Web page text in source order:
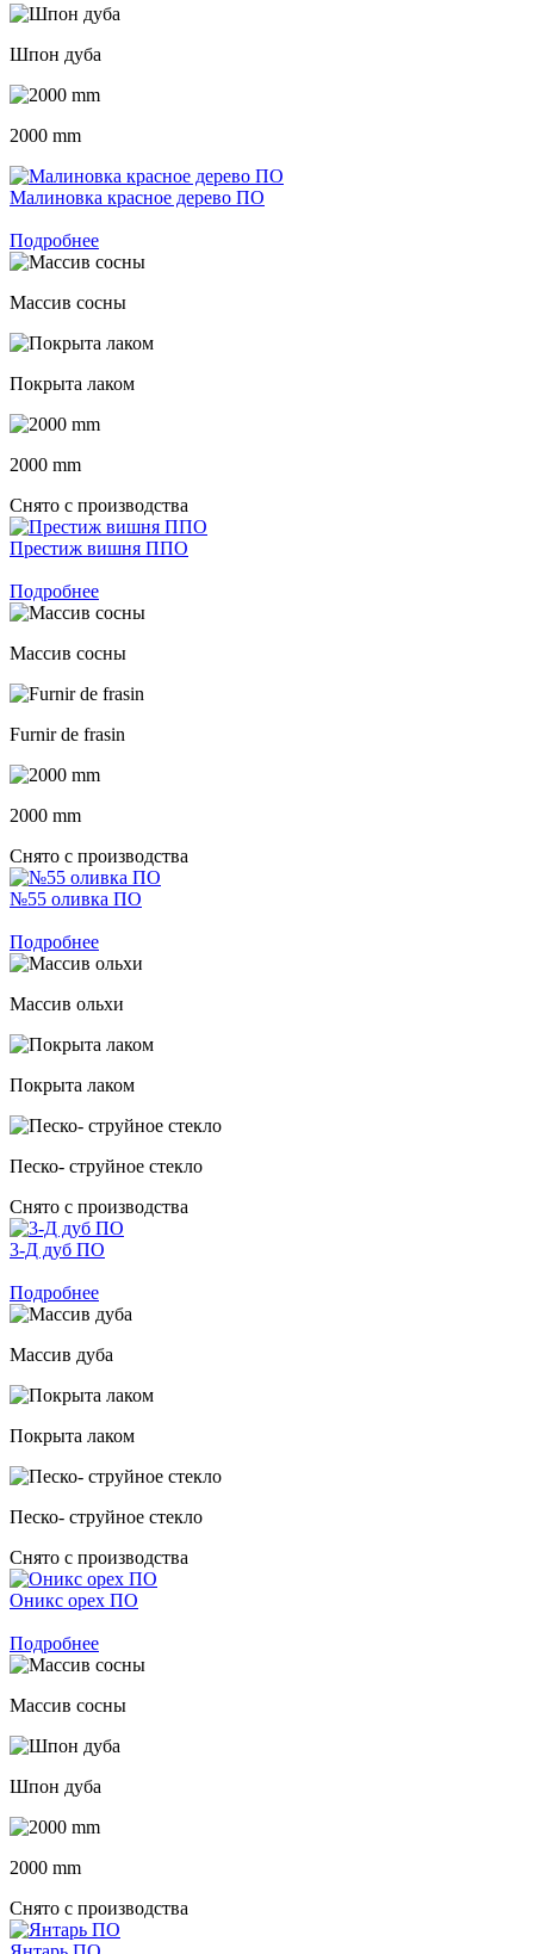
Шпон дуба
2000 mm
Малиновка красное дерево ПО
Подробнее
Массив сосны
Покрыта лаком
2000 mm
Снято с производства
Престиж вишня ППО
Подробнее
Массив сосны
Furnir de frasin
2000 mm
Снято с производства
№55 оливка ПО
Подробнее
Массив ольхи
Покрыта лаком
Песко- струйное стекло
Снято с производства
3-Д дуб ПО
Подробнее
Массив дуба
Покрыта лаком
Песко- струйное стекло
Снято с производства
Оникс орех ПО
Подробнее
Массив сосны
Шпон дуба
2000 mm
Снято с производства